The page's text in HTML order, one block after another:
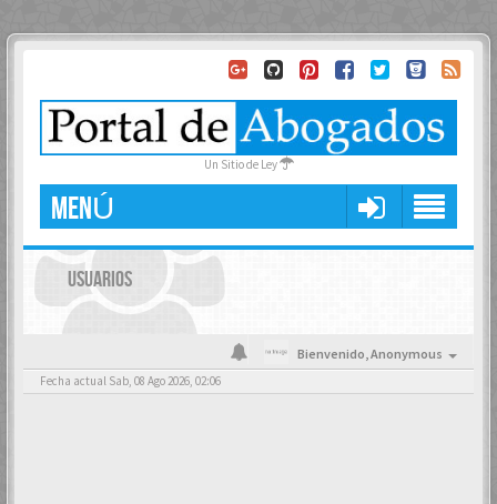
Un Sitio de Ley
MENÚ
USUARIOS
Bienvenido,Anonymous
Fecha actual Sab, 08 Ago 2026, 02:06